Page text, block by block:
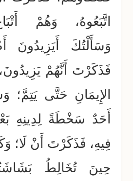
اتَّبَعُوهُ، وَهُمْ
وَسَأَلْتُكَ أَيَزِيدُونَ
فَذَكَرْتَ أَنَّهُمْ
الإِيمَانِ حَتَّى يَتِمَّ؛
أَحَدٌ سَخْطَةً لِدِينِهِ
فِيهِ، فَذَكَرْتَ أَنْ لَا؛
حِينَ تُخَالِطُ